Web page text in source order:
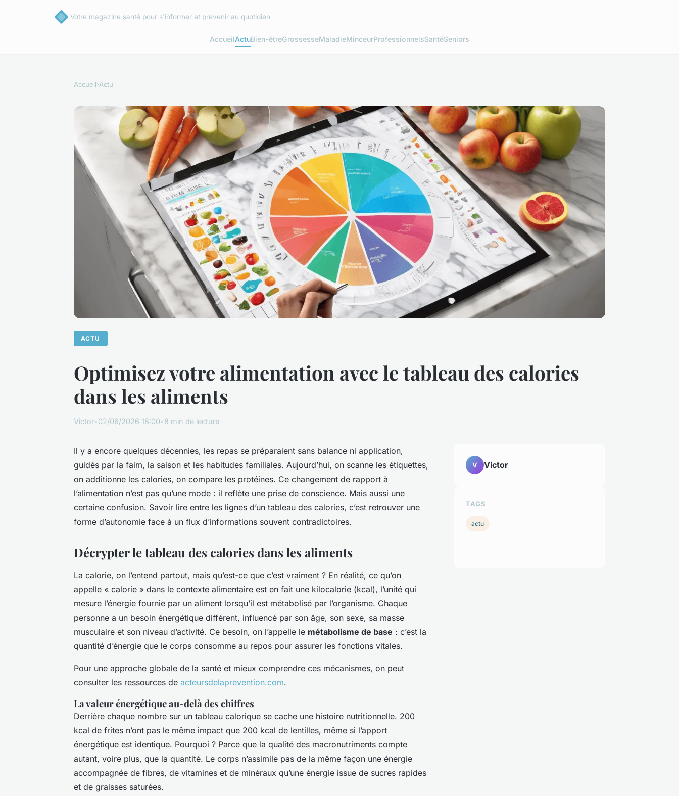
Votre magazine santé pour s'informer et prévenir au quotidien
AccueilActuBien-êtreGrossesseMaladieMinceurProfessionnelsSantéSeniors
Accueil›Actu
ACTU
Optimisez votre alimentation avec le tableau des calories
dans les aliments
Victor•02/06/2026 18:00•8 min de lecture
Il y a encore quelques décennies, les repas se préparaient sans balance ni application,
guidés par la faim, la saison et les habitudes familiales. Aujourd’hui, on scanne les étiquettes,
on additionne les calories, on compare les protéines. Ce changement de rapport à
l’alimentation n’est pas qu’une mode : il reflète une prise de conscience. Mais aussi une
certaine confusion. Savoir lire entre les lignes d’un tableau des calories, c’est retrouver une
forme d’autonomie face à un flux d’informations souvent contradictoires.
Décrypter le tableau des calories dans les aliments
La calorie, on l’entend partout, mais qu’est-ce que c’est vraiment ? En réalité, ce qu’on
appelle « calorie » dans le contexte alimentaire est en fait une kilocalorie (kcal), l’unité qui
mesure l’énergie fournie par un aliment lorsqu’il est métabolisé par l’organisme. Chaque
personne a un besoin énergétique différent, influencé par son âge, son sexe, sa masse
musculaire et son niveau d’activité. Ce besoin, on l’appelle le métabolisme de base : c’est la
quantité d’énergie que le corps consomme au repos pour assurer les fonctions vitales.
Pour une approche globale de la santé et mieux comprendre ces mécanismes, on peut
consulter les ressources de acteursdelaprevention.com.
La valeur énergétique au-delà des chiffres
Derrière chaque nombre sur un tableau calorique se cache une histoire nutritionnelle. 200
kcal de frites n’ont pas le même impact que 200 kcal de lentilles, même si l’apport
énergétique est identique. Pourquoi ? Parce que la qualité des macronutriments compte
autant, voire plus, que la quantité. Le corps n’assimile pas de la même façon une énergie
accompagnée de fibres, de vitamines et de minéraux qu’une énergie issue de sucres rapides
et de graisses saturées.
V Victor
TAGS
actu